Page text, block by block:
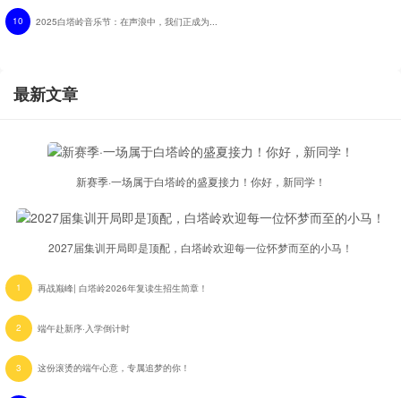
10 2025白塔岭音乐节：在声浪中，我们正成为...
最新文章
新赛季·一场属于白塔岭的盛夏接力！你好，新同学！
2027届集训开局即是顶配，白塔岭欢迎每一位怀梦而至的小马！
1 再战巅峰| 白塔岭2026年复读生招生简章！
2 端午赴新序·入学倒计时
3 这份滚烫的端午心意，专属追梦的你！